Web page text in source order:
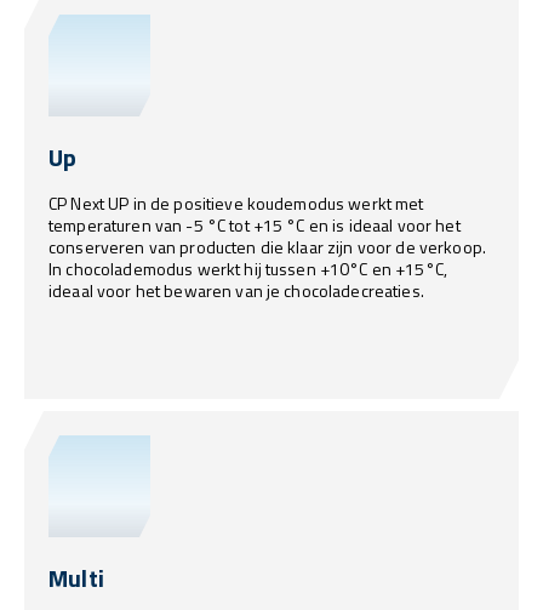
Up
CP Next UP in de positieve koudemodus werkt met
temperaturen van -5 °C tot +15 °C en is ideaal voor het
conserveren van producten die klaar zijn voor de verkoop.
In chocolademodus werkt hij tussen +10°C en +15°C,
ideaal voor het bewaren van je chocoladecreaties.
Multi